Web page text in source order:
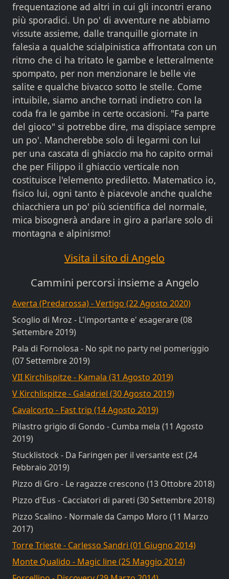
frequentazione ad altri in cui gli incontri erano
più sporadici. Un po' di avventure ne abbiamo
vissute assieme, dalle tranquille giornate in
falesia a qualche scialpinistica affrontata con un
ritmo che ci ha tritato le gambe e letteralmente
spompato, per non menzionare le belle vie
salite e qualche bivacco sotto le stelle. Come
intuibile, siamo anche tornati indietro con la
coda fra le gambe in certe occasioni. "Fa parte
del gioco" si potrebbe dire, ma dispiace sempre
un po'. Mancherebbe solo di legarmi con lui
per una cascata di ghiaccio ma ho capito ormai
che per Filippo il ghiaccio verticale non
costituisce l'elemento prediletto. Matematico io,
fisico lui, ogni tanto è piacevole anche qualche
chiacchiera un po' più scientifica del normale,
mica bisognerà andare in giro a parlare solo di
montagna e alpinismo!
Visita il sito di Angelo
Cammini percorsi insieme a Angelo
Averta (Predarossa) - Vertigo (22 Agosto 2020)
Scoglio di Mroz - L'importante e' esagerare (08
Settembre 2019)
Pala di Fornolosa - No spit no party nel pomeriggio
(07 Settembre 2019)
VII Kirchlispitze - Kamala (31 Agosto 2019)
V Kirchlispitze - Galadriel (30 Agosto 2019)
Cavalcorto - Fast trip (14 Agosto 2019)
Pilastro grigio di Gondo - Cumba mela (11 Agosto
2019)
Stucklistock - Da Faringen per il versante est (24
Febbraio 2019)
Pizzo di Gro - Le ragazze crescono (13 Ottobre 2018)
Pizzo d'Eus - Cacciatori di pareti (30 Settembre 2018)
Pizzo Scalino - Normale da Campo Moro (11 Marzo
2017)
Torre Trieste - Carlesso Sandri (01 Giugno 2014)
Monte Qualido - Magic line (25 Maggio 2014)